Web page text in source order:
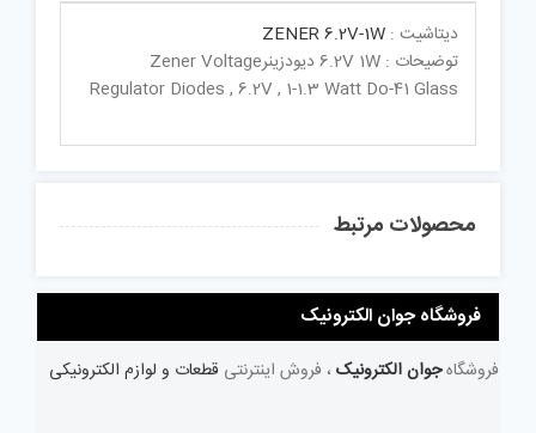
دیتاشیت : ZENER 6.2V-1W
توضیحات : 6.2V 1W دیودزینرZener Voltage
Regulator Diodes , 6.2V , 1-1.3 Watt Do-41 Glass
محصولات مرتبط
فروشگاه جوان الکترونیک
فروشگاهجوان الکترونیک ، فروش اینترنتی قطعات و لوازم الکترونیکی